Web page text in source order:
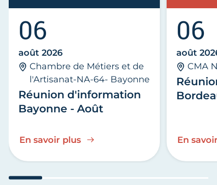
Réunion d'information
Bayonne - Août
06
août 2026
Chambre de Métiers et de
l'Artisanat-NA-64- Bayonne
En savoir plus
06
août
CMA
En